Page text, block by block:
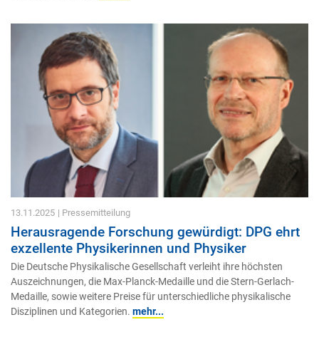
13.11.2025 | Pressemitteilung
Herausragende Forschung gewürdigt: DPG ehrt
exzellente Physikerinnen und Physiker
Die Deutsche Physikalische Gesellschaft verleiht ihre höchsten
Auszeichnungen, die Max-Planck-Medaille und die Stern-Gerlach-
Medaille, sowie weitere Preise für unterschiedliche physikalische
Disziplinen und Kategorien. mehr...